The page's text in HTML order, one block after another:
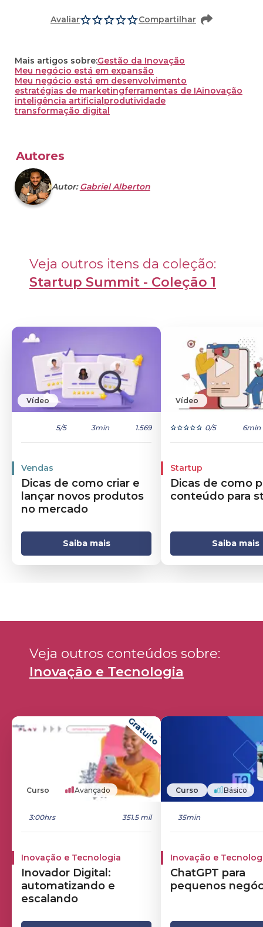
Avaliar Compartilhar
Mais artigos sobre:Gestão da Inovação
Meu negócio está em expansão
Meu negócio está em desenvolvimento
estratégias de marketingferramentas de IAinovação
inteligência artificialprodutividade
transformação digital
Autores
Autor:Gabriel Alberton
Startup Summit - Coleção 1
Vídeo
5/5 3min 1.569
Vendas
Dicas de como criar e
lançar novos produtos
no mercado
Saiba mais
Vídeo
0/5 6min
Startup
Dicas de como
conteúdo para
Saiba mais
Inovação e Tecnologia
Gratuito
Curso Avançado
3:00hrs 351.5 mil
Inovação e Tecnologia
Inovador Digital:
automatizando e
escalando
Curso Básico
35min
Inovação e
ChatGPT para
pequenos